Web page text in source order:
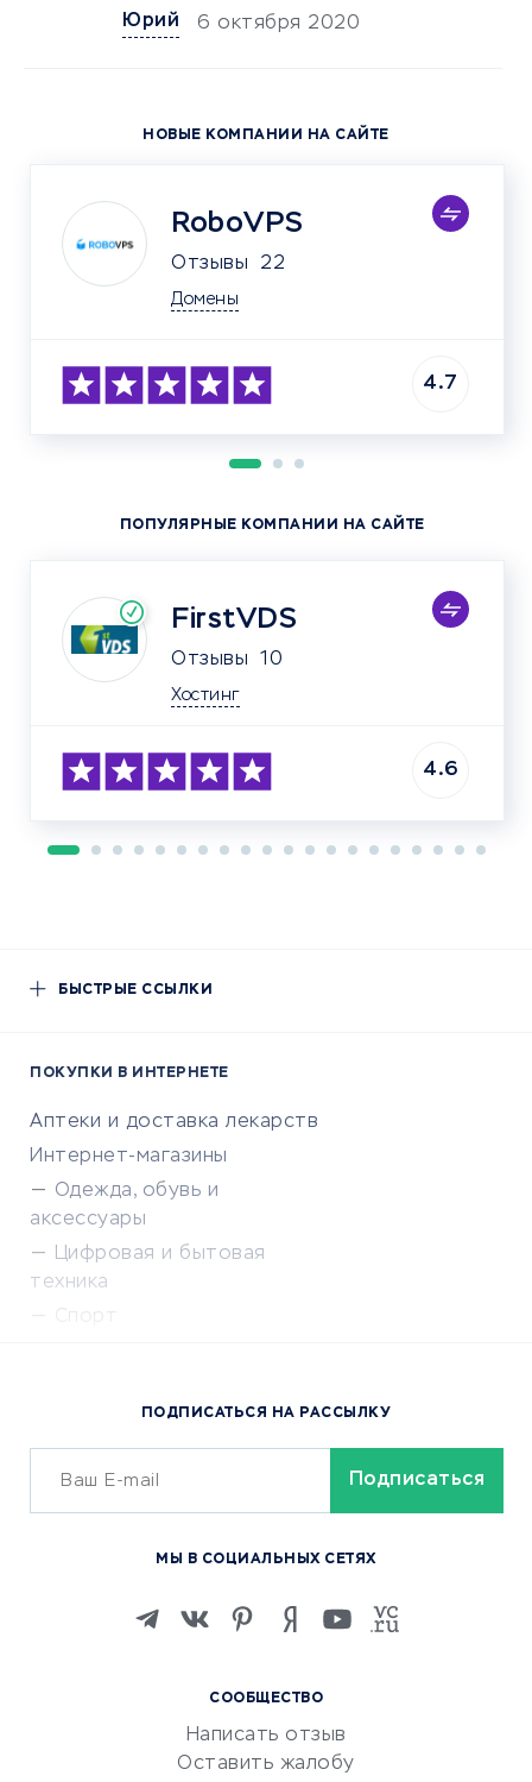
Юрий 6 октября 2020
НОВЫЕ КОМПАНИИ НА САЙТЕ
RoboVPS
Отзывы 22
Домены
4.7
ПОПУЛЯРНЫЕ КОМПАНИИ НА САЙТЕ
FirstVDS
Отзывы 10
Хостинг
4.6
БЫСТРЫЕ ССЫЛКИ
ПОКУПКИ В ИНТЕРНЕТЕ
Аптеки и доставка лекарств
Интернет-магазины
Одежда, обувь и
аксессуары
Цифровая и бытовая
техника
Спорт
Сервисы доставки
ОБУЧЕНИЕ И РАБОТА
Изучение иностранных
Маркетинг и продажи
Репетиторство
Красота и здоровье
СООБЩЕСТВО
Написать отзыв
Оставить жалобу
ПОДПИСАТЬСЯ НА РАССЫЛКУ
МЫ В СОЦИАЛЬНЫХ СЕТЯХ